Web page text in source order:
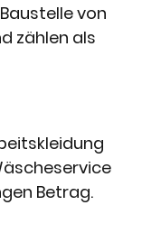
von
zählen als
Betrag.